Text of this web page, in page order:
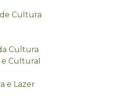
Cultura
Cultura
Cultural
e Lazer